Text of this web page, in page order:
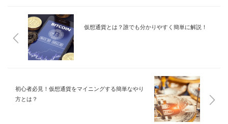
仮想通貨とは？誰でも分かりやすく簡単に解説！
初心者必見！仮想通貨をマイニングする簡単なやり
方とは？